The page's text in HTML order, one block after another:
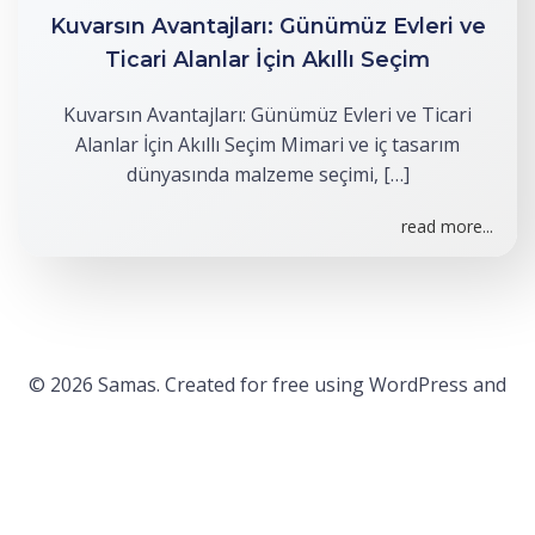
Kuvarsın Avantajları: Günümüz Evleri ve
Ticari Alanlar İçin Akıllı Seçim
Kuvarsın Avantajları: Günümüz Evleri ve Ticari
Alanlar İçin Akıllı Seçim Mimari ve iç tasarım
dünyasında malzeme seçimi, […]
read more...
© 2026 Samas. Created for free using WordPress and